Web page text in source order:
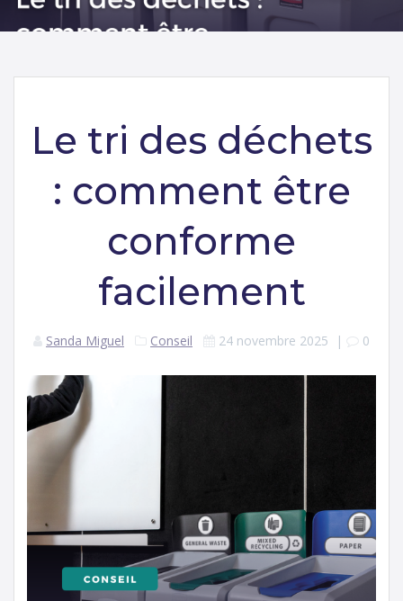
Le tri des déchets
: comment être
conforme
facilement
Sanda Miguel Conseil 24 novembre 2025 | 0